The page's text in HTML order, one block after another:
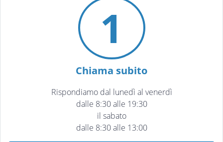
1
Chiama subito
Rispondiamo dal lunedì al venerdì
dalle 8:30 alle 19:30
il sabato
dalle 8:30 alle 13:00